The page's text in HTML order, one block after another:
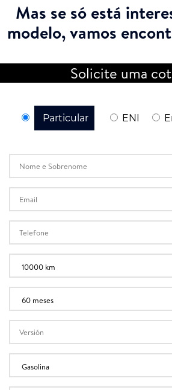
Mas se só está
modelo,vamos
Solicite uma
Particular ENI